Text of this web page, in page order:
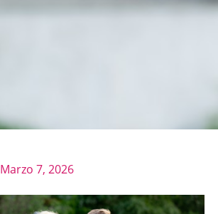
Marzo 7, 2026